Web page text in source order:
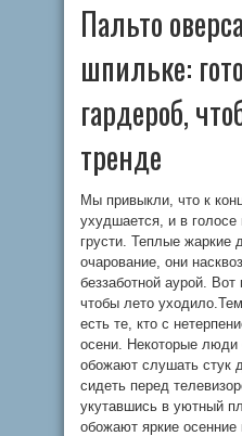
Пальто
шпильке:
гардероб,
тренде
Мы привыкли, что к
ухудшается, и в голосе
грусти. Теплые жаркие
очарование, они
беззаботной аурой.
чтобы лето
есть те, кто с
осени. Некоторые люди
обожают слушать стук
сидеть перед
укутавшись в уютный
обожают яркие осенние